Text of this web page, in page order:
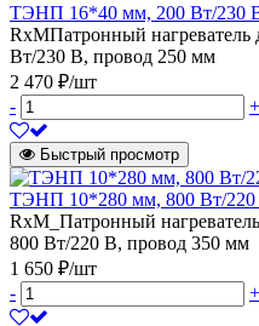
ТЭНП 16*40 мм, 200 Вт/230
RxMПатронный
Вт/230 В, провод 250 мм
2 470 ₽/шт
-
+
Быстрый просмотр
ТЭНП 10*280 мм, 800 Вт/220
RxM_Патронный
800 Вт/220 В, провод 350 мм
1 650 ₽/шт
-
+